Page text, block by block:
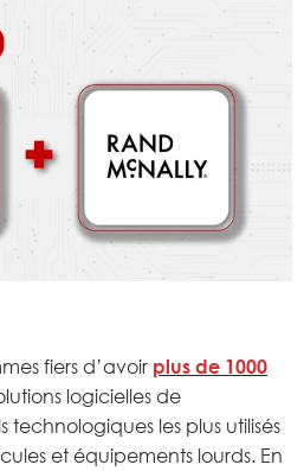
fiers d’avoir plus de 1000
logicielles de
technologiques les plus utilisés
et équipements lourds. En